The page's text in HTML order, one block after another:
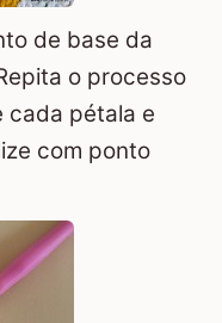
de base da
o processo
cada pétala e
com ponto